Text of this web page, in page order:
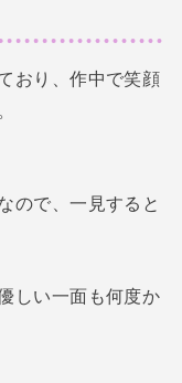
おり、作中で笑顔
ので、一見すると
しい一面も何度か